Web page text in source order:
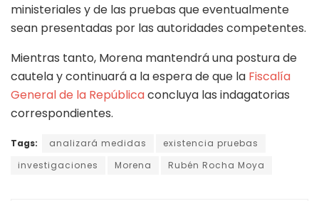
ministeriales y de las pruebas que eventualmente
sean presentadas por las autoridades competentes.
Mientras tanto, Morena mantendrá una postura de
cautela y continuará a la espera de que la Fiscalía
General de la Repúblicaconcluya las indagatorias
correspondientes.
Tags: analizará medidas
existencia pruebas
investigaciones
Morena Rubén Rocha Moya